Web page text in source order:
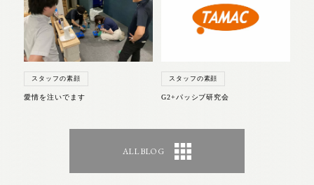
スタッフの素顔
愛情を注いでます
スタッフの素顔
G2+パッシブ研究会
ALL BLOG